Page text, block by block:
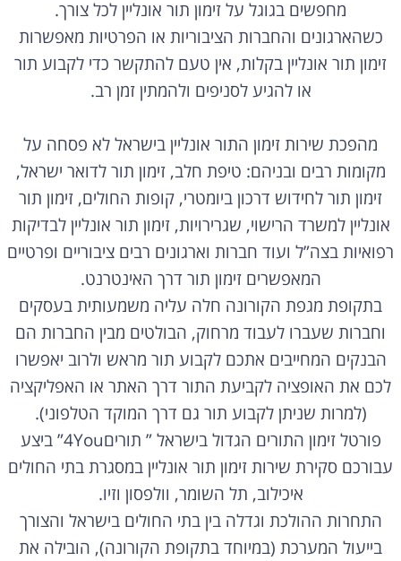
מחפשים בגוגל על זימון תור אונליין לכל צורך.
כשהארגונים והחברות הציבוריות או הפרטיות מאפשרות
זימון תור אונליין בקלות, אין טעם להתקשר כדי לקבוע תור
או להגיע לסניפים ולהמתין זמן רב.
מהפכת שירות זימון התור אונליין בישראל לא פסחה על
מקומות רבים ובניהם: טיפת חלב, זימון תור לדואר ישראל,
זימון תור לחידוש דרכון ביומטרי, קופות החולים, זימון תור
אונליין למשרד הרישוי, שגרירויות, זימון תור אונליין לבדיקות
רפואיות בצה”ל ועוד חברות וארגונים רבים ציבוריים ופרטיים
המאפשרים זימון תור דרך האינטרנט.
בתקופת מגפת הקורונה חלה עליה משמעותית בעסקים
וחברות שעברו לעבוד מרחוק, הבולטים מבין החברות הם
הבנקים המחייבים אתכם לקבוע תור מראש ולרוב יאפשרו
לכם את האופציה לקביעת התור דרך האתר או האפליקציה
(למרות שניתן לקבוע תור גם דרך המוקד הטלפוני).
פורטל זימון התורים הגדול בישראל ” תורים4You” ביצע
עבורכם סקירת שירות זימון תור אונליין במסגרת בתי החולים
איכילוב, תל השומר, וולפסון וזיו.
התחרות ההולכת וגדלה בין בתי החולים בישראל והצורך
בייעול המערכת (במיוחד בתקופת הקורונה), הובילה את